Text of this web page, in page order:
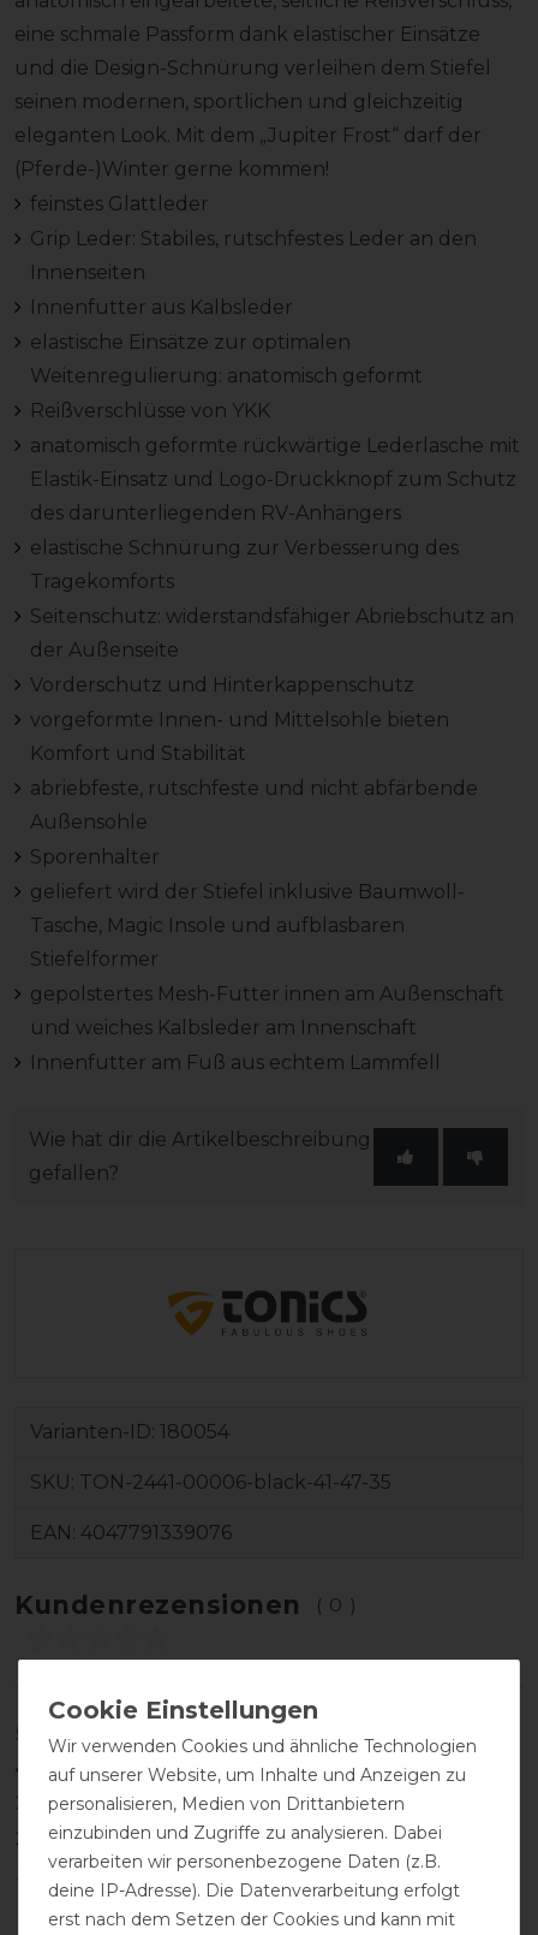
eine schmale Passform dank elastischer Einsätze
und die Design-Schnürung verleihen dem Stiefel
seinen modernen, sportlichen und gleichzeitig
eleganten Look. Mit dem „Jupiter Frost“ darf der
(Pferde-)Winter gerne kommen!
feinstes Glattleder
Grip Leder: Stabiles, rutschfestes Leder an den
Innenseiten
Innenfutter aus Kalbsleder
elastische Einsätze zur optimalen
Weitenregulierung: anatomisch geformt
Reißverschlüsse von YKK
anatomisch geformte rückwärtige Lederlasche mit
Elastik-Einsatz und Logo-Druckknopf zum Schutz
des darunterliegenden RV-Anhängers
elastische Schnürung zur Verbesserung des
Tragekomforts
Seitenschutz: widerstandsfähiger Abriebschutz an
der Außenseite
Vorderschutz und Hinterkappenschutz
vorgeformte Innen- und Mittelsohle bieten
Komfort und Stabilität
abriebfeste, rutschfeste und nicht abfärbende
Außensohle
Sporenhalter
geliefert wird der Stiefel inklusive Baumwoll-
Tasche, Magic Insole und aufblasbaren
Stiefelformer
gepolstertes Mesh-Futter innen am Außenschaft
und weiches Kalbsleder am Innenschaft
Innenfutter am Fuß aus echtem Lammfell
Wie hat dir die Artikelbeschreibung
gefallen?
Varianten-ID: 180054
SKU: TON-2441-00006-black-41-47-35
EAN: 4047791339076
Kundenrezensionen (0)
5
0
4
0
3
0
2
0
1
0
Wir verwenden Cookies und ähnliche Technologien
auf unserer Website, um Inhalte und Anzeigen zu
personalisieren, Medien von Drittanbietern
einzubinden und Zugriffe zu analysieren. Dabei
verarbeiten wir personenbezogene Daten (z.B.
deine IP-Adresse). Die Datenverarbeitung erfolgt
erst nach dem Setzen der Cookies und kann mit